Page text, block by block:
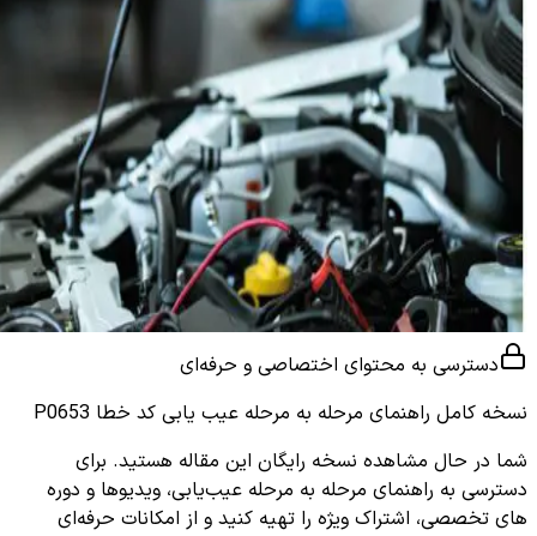
دسترسی به محتوای اختصاصی و حرفه‌ای
نسخه کامل راهنمای مرحله به مرحله عیب یابی کد خطا P0653
شما در حال مشاهده نسخه رایگان این مقاله هستید. برای
دسترسی به راهنمای مرحله به مرحله عیب‌یابی، ویدیوها و دوره
های تخصصی، اشتراک ویژه را تهیه کنید و از امکانات حرفه‌ای